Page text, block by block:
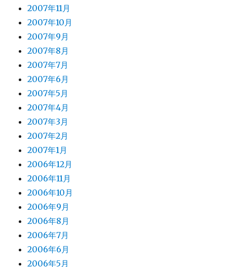
2007年11月
2007年10月
2007年9月
2007年8月
2007年7月
2007年6月
2007年5月
2007年4月
2007年3月
2007年2月
2007年1月
2006年12月
2006年11月
2006年10月
2006年9月
2006年8月
2006年7月
2006年6月
2006年5月